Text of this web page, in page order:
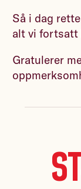
Så i dag
alt vi fortsatt
Gratulerer